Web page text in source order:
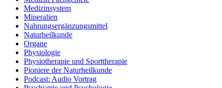
Medizinsystem
Mineralien
Nahrungsergänzungsmittel
Naturheilkunde
Organe
Physiologie
Physiotherapie und Sporttherapie
Pioniere der Naturheilkunde
Podcast: Audio Vortrag